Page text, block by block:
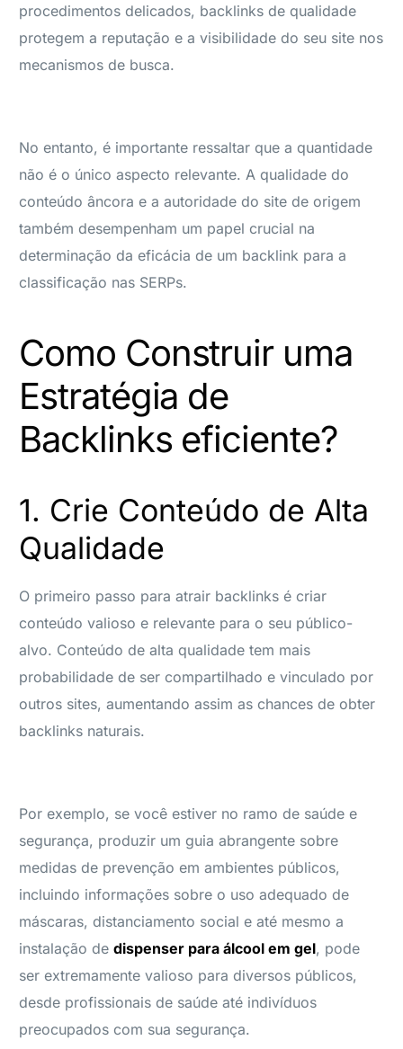
procedimentos delicados, backlinks de qualidade
protegem a reputação e a visibilidade do seu site nos
mecanismos de busca.
No entanto, é importante ressaltar que a quantidade
não é o único aspecto relevante. A qualidade do
conteúdo âncora e a autoridade do site de origem
também desempenham um papel crucial na
determinação da eficácia de um backlink para a
classificação nas SERPs.
Como Construir uma
Estratégia de
Backlinks eficiente?
1. Crie Conteúdo de Alta
Qualidade
O primeiro passo para atrair backlinks é criar
conteúdo valioso e relevante para o seu público-
alvo. Conteúdo de alta qualidade tem mais
probabilidade de ser compartilhado e vinculado por
outros sites, aumentando assim as chances de obter
backlinks naturais.
Por exemplo, se você estiver no ramo de saúde e
segurança, produzir um guia abrangente sobre
medidas de prevenção em ambientes públicos,
incluindo informações sobre o uso adequado de
máscaras, distanciamento social e até mesmo a
instalação dedispenser para álcool em gel, pode
ser extremamente valioso para diversos públicos,
desde profissionais de saúde até indivíduos
preocupados com sua segurança.